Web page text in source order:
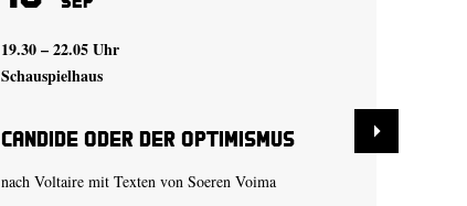
19.30 – 22.05 Uhr
Schauspielhaus
Candide oder der Optimismus
nach Voltaire mit Texten von Soeren Voima